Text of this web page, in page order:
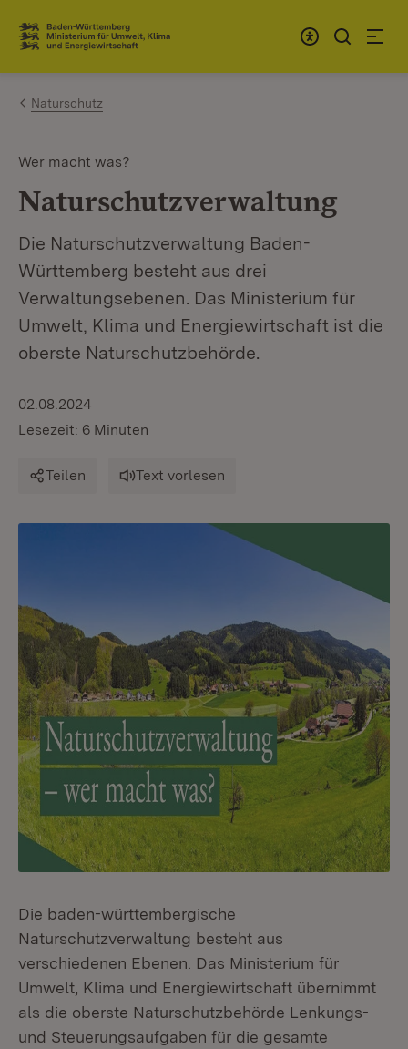
Zum Inhalt springen
Link zur Startseite
Naturschutz
Wer macht was?
Naturschutzverwaltung
Die Naturschutzverwaltung Baden-
Württemberg besteht aus drei
Verwaltungsebenen. Das Ministerium für
Umwelt, Klima und Energiewirtschaft ist die
oberste Naturschutzbehörde.
02.08.2024
Lesezeit: 6 Minuten
Teilen Text vorlesen
Die baden-württembergische
Naturschutzverwaltung besteht aus
verschiedenen Ebenen. Das Ministerium für
Umwelt, Klima und Energiewirtschaft übernimmt
als die oberste Naturschutzbehörde Lenkungs-
und Steuerungsaufgaben für die gesamte